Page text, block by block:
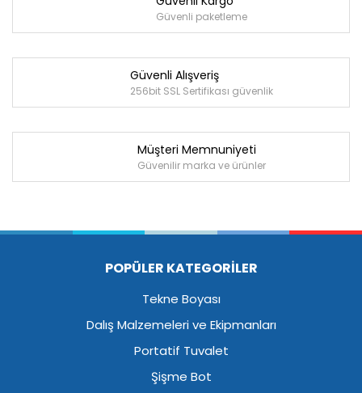
Güvenli paketleme
Güvenli Alışveriş
256bit SSL Sertifikası güvenlik
Müşteri Memnuniyeti
Güvenilir marka ve ürünler
POPÜLER KATEGORİLER
Tekne Boyası
Dalış Malzemeleri ve Ekipmanları
Portatif Tuvalet
Şişme Bot